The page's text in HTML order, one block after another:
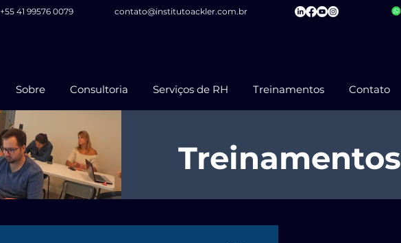
+55 41 99576 0079 contato@institutoackler.com.br
Sobre Consultoria Serviços de RH Treinamentos Contato
Treinamentos